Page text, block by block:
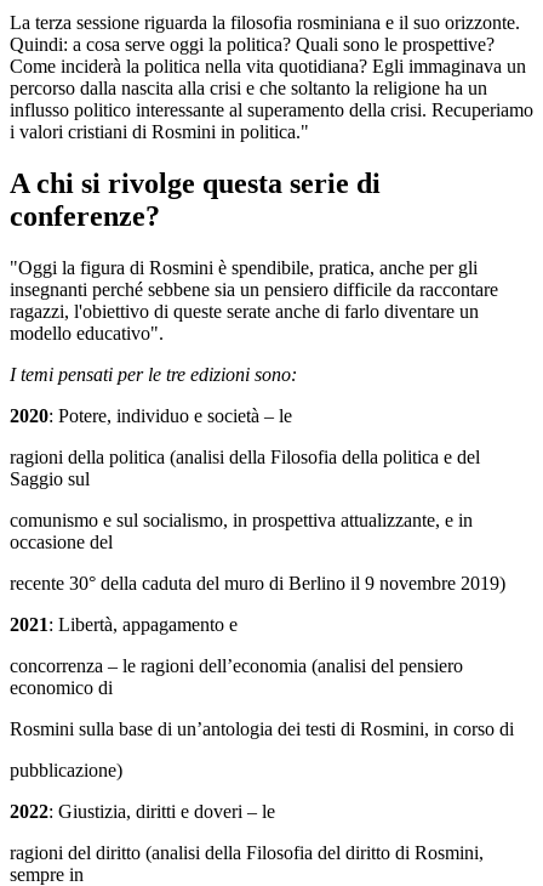
La terza sessione riguarda la filosofia rosminiana e il suo orizzonte.
Quindi: a cosa serve oggi la politica? Quali sono le prospettive?
Come inciderà la politica nella vita quotidiana? Egli immaginava un
percorso dalla nascita alla crisi e che soltanto la religione ha un
influsso politico interessante al superamento della crisi. Recuperiamo
i valori cristiani di Rosmini in politica."
A chi si rivolge questa serie di
conferenze?
"Oggi la figura di Rosmini è spendibile, pratica, anche per gli
insegnanti perché sebbene sia un pensiero difficile da raccontare
ragazzi, l'obiettivo di queste serate anche di farlo diventare un
modello educativo".
I temi pensati per le tre edizioni sono:
2020: Potere, individuo e società – le
ragioni della politica (analisi della Filosofia della politica e del
Saggio sul
comunismo e sul socialismo, in prospettiva attualizzante, e in
occasione del
recente 30° della caduta del muro di Berlino il 9 novembre 2019)
2021: Libertà, appagamento e
concorrenza – le ragioni dell’economia (analisi del pensiero
economico di
Rosmini sulla base di un’antologia dei testi di Rosmini, in corso di
pubblicazione)
2022: Giustizia, diritti e doveri – le
ragioni del diritto (analisi della Filosofia del diritto di Rosmini,
sempre in